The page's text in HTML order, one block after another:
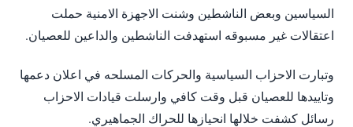
السياسين وبعض الناشطين وشنت الاجهزة الامنية حملت
اعتقالات غير مسبوقه استهدفت الناشطين والداعين للعصيان.
‎وتبارت الاحزاب السياسية والحركات المسلحه في اعلان دعمها
وتاييدها للعصيان قبل وقت كافي وارسلت قيادات الاحزاب
رسائل كشفت خلالها انحيازها للحراك الجماهيري.